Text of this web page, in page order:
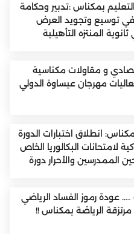
بمكناس :تدبير وحكامة
توسيع وتجويد العرض
المنتزه التأهيلية
و مقاولات مكناسية
مهرجان عيساوة الدولي
انطلاق اختبارات الدورة
لامتحانات البكالوريا الخاص
الممدرسين والأحرار دورة
….. عودة رموز الفساد الرياضي
الرياضة بمكناس !!